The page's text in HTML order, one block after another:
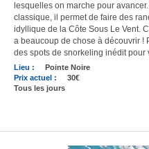
lesquelles on marche pour
classique, il permet de faire des
idyllique de la Côte Sous Le Vent.
a beaucoup de chose à découvrir
des spots de snorkeling inédit pour
Lieu :
Pointe Noire
Prix actuel :
30€
Tous les jours